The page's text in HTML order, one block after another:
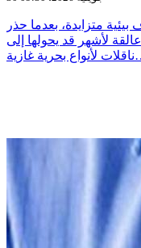
متزايدة، بعدما حذر
أكثر من 1500 سفينة عالقة لأشهر قد يحولها إلى
غازية…